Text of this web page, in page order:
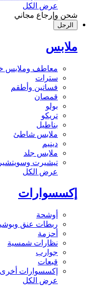
عرض الكل
شحن وإرجاع مجاني
الرجل
ملابس
معاطف وملابس
سترات
فساتين وأطقم
قمصان
بولو
تريكو
بناطيل
ملابس شاطئ
دينيم
ملابس جلد
تيشيرت
عرض الكل
إكسسوارات
أوشحة
ربطات عنق
أحزمة
نظارات شمسية
جوارب
قبعات
إكسسوارات أخرى
عرض الكل